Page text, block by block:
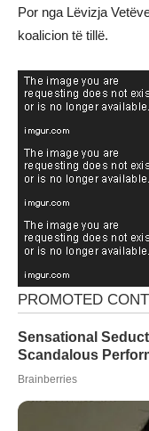
Por nga Lëvizja
koalicion të tillë.